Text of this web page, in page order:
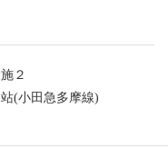
２
(小田急多摩線)